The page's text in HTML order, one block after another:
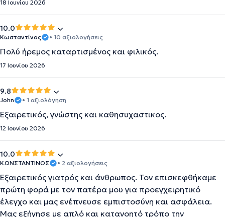
18 Ιουνίου 2026
10.0
Κωσταντίνος • 10 αξιολογήσεις
Πολύ ήρεμος καταρτισμένος και φιλικός.
17 Ιουνίου 2026
9.8
John • 1 αξιολόγηση
Εξαιρετικός, γνώστης και καθησυχαστικος.
12 Ιουνίου 2026
10.0
ΚΩΝΣΤΑΝΤΙΝΟΣ • 2 αξιολογήσεις
Εξαιρετικός γιατρός και άνθρωπος. Τον επισκεφθήκαμε
πρώτη φορά με τον πατέρα μου για προεγχειρητικό
έλεγχο και μας ενέπνευσε εμπιστοσύνη και ασφάλεια.
Μας εξήγησε με απλό και κατανοητό τρόπο την